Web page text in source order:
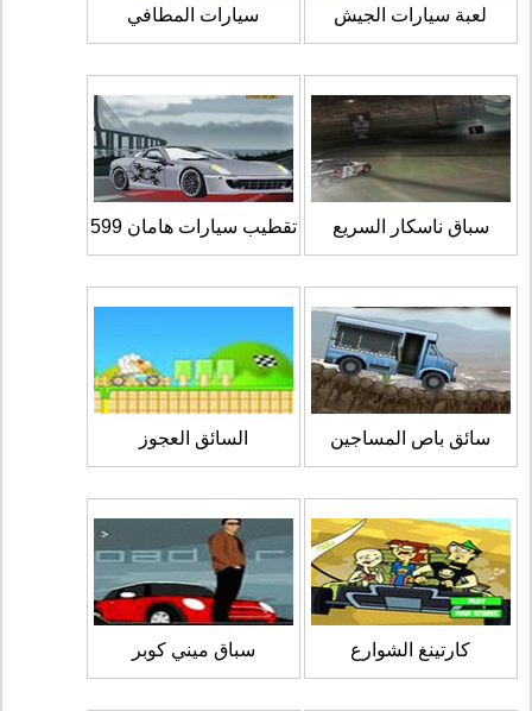
لعبة سيارات الجيش سيارات المطافي
سباق ناسكار السريع تقطيب سيارات هامان 599
سائق باص المساجين السائق العجوز
كارتينغ الشوارع سباق ميني كوبر